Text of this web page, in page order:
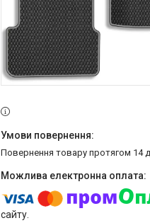
повернення товару протягом 14
сайту.